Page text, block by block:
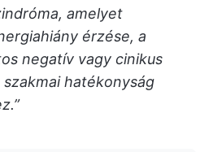
amelyet
érzése, a
negatív vagy cinikus
hatékonyság